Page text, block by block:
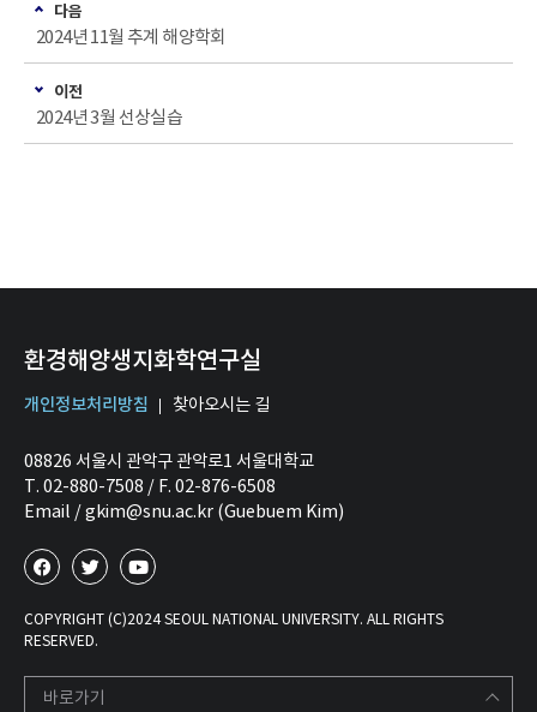
다음
2024년 11월 추계 해양학회
이전
2024년 3월 선상실습
환경해양생지화학연구실
개인정보처리방침 찾아오시는 길
08826 서울시 관악구 관악로1 서울대학교
T. 02-880-7508 / F. 02-876-6508
Email / gkim@snu.ac.kr (Guebuem Kim)
COPYRIGHT (C)2024 SEOUL NATIONAL UNIVERSITY. ALL RIGHTS
RESERVED.
바로가기